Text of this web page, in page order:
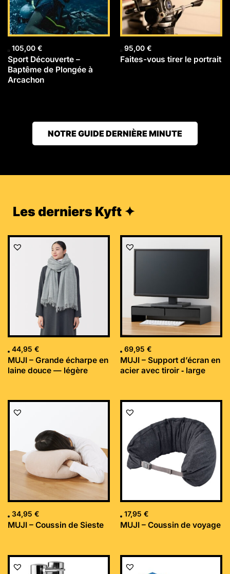
105,00 €
Sport Découverte –
Baptême de Plongée à
Arcachon
95,00 €
Faites-vous tirer le portrait
NOTRE GUIDE DERNIÈRE MINUTE
Les derniers Kyft ✦
44,95 €
MUJI – Grande écharpe en
laine douce — légère
69,95 €
MUJI – Support d’écran en
acier avec tiroir ‐ large
34,95 €
MUJI – Coussin de Sieste
17,95 €
MUJI – Coussin de voyage
Le
Le